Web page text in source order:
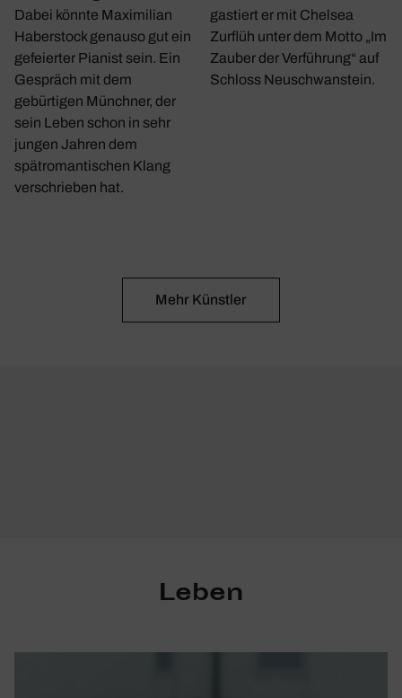
Dabei könnte Maximilian
Haberstock genauso gut ein
gefeierter Pianist sein. Ein
Gespräch mit dem
gebürtigen Münchner, der
sein Leben schon in sehr
jungen Jahren dem
spätromantischen Klang
verschrieben hat.
gastiert er mit Chelsea
Zurflüh unter dem Motto „Im
Zauber der Verführung“ auf
Schloss Neuschwanstein.
Mehr Künstler
Leben